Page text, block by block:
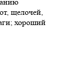
щелочей,
хороший